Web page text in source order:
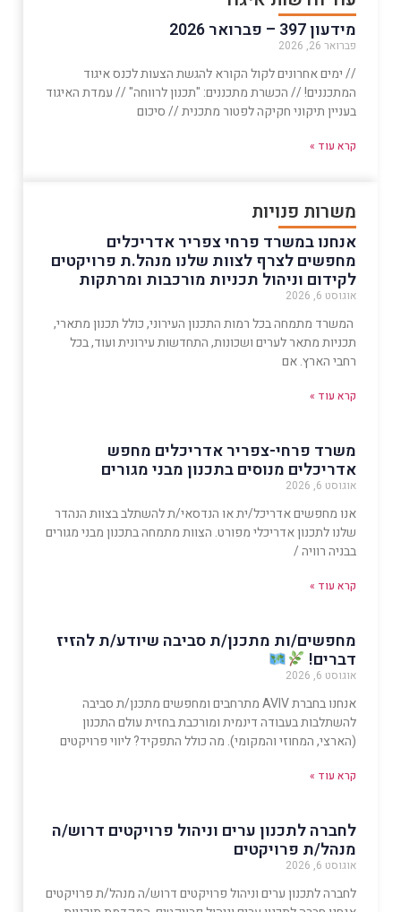
מידעון 397 – פברואר 2026
פברואר 26, 2026
// ימים אחרונים לקול הקורא להגשת הצעות לכנס איגוד
המתכננים! // הכשרת מתכננים: "תכנון לרווחה" // עמדת האיגוד
בעניין תיקוני חקיקה לפטור מתכנית // סיכום
קרא עוד »
משרות פנויות
אנחנו במשרד פרחי צפריר אדריכלים
מחפשים לצרף לצוות שלנו מנהל.ת פרויקטים
לקידום וניהול תכניות מורכבות ומרתקות
אוגוסט 6, 2026
המשרד מתמחה בכל רמות התכנון העירוני, כולל תכנון מתארי,
תכניות מתאר לערים ושכונות, התחדשות עירונית ועוד, בכל
רחבי הארץ. אם
קרא עוד »
משרד פרחי-צפריר אדריכלים מחפש
אדריכלים מנוסים בתכנון מבני מגורים
אוגוסט 6, 2026
אנו מחפשים אדריכל/ית או הנדסאי/ת להשתלב בצוות הנהדר
שלנו לתכנון אדריכלי מפורט. הצוות מתמחה בתכנון מבני מגורים
בבניה רוויה /
קרא עוד »
מחפשים/ות מתכנן/ת סביבה שיודע/ת להזיז
דברים!
אוגוסט 6, 2026
אנחנו בחברת AVIV מתרחבים ומחפשים מתכנן/ת סביבה
להשתלבות בעבודה דינמית ומורכבת בחזית עולם התכנון
(הארצי, המחוזי והמקומי). מה כולל התפקיד? ליווי פרויקטים
קרא עוד »
לחברה לתכנון ערים וניהול פרויקטים דרוש/ה
מנהל/ת פרויקטים
אוגוסט 6, 2026
לחברה לתכנון ערים וניהול פרויקטים דרוש/ה מנהל/ת פרויקטים